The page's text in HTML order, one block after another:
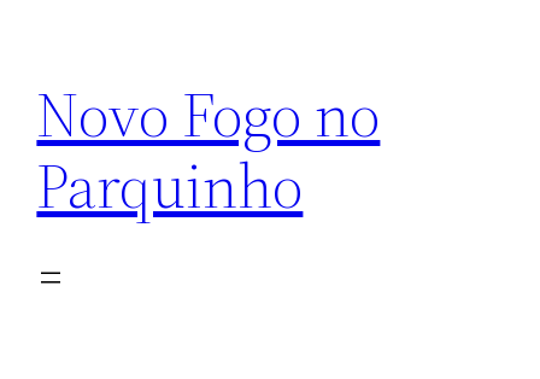
conteúdo
Novo Fogo no
Parquinho